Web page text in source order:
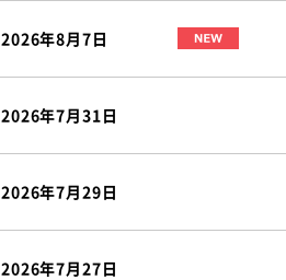
2026年8月7日
2026年7月31日
2026年7月29日
2026年7月27日